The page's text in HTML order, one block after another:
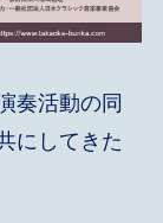
奏活動の同
にしてきた